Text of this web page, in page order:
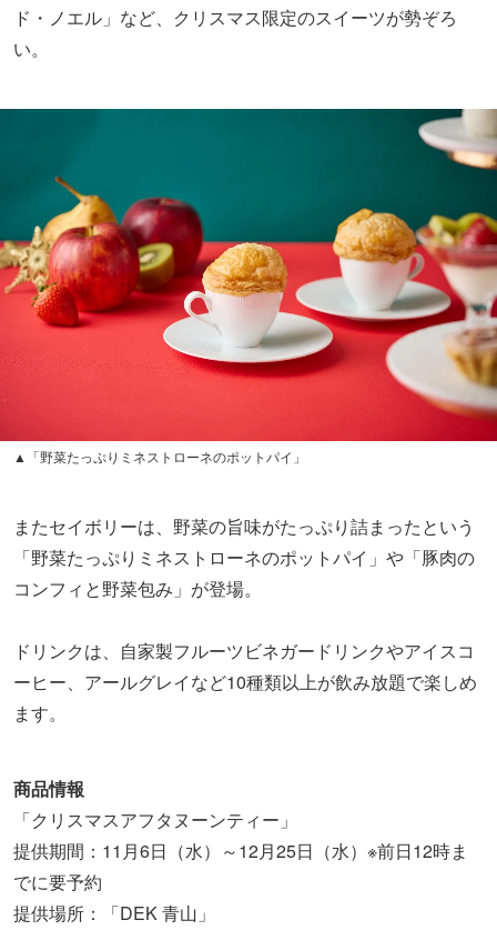
ド・ノエル」など、クリスマス限定のスイーツが勢ぞろ
い。
▲「野菜たっぷりミネストローネのポットパイ」
またセイボリーは、野菜の旨味がたっぷり詰まったという
「野菜たっぷりミネストローネのポットパイ」や「豚肉の
コンフィと野菜包み」が登場。
ドリンクは、自家製フルーツビネガードリンクやアイスコ
ーヒー、アールグレイなど10種類以上が飲み放題で楽しめ
ます。
商品情報
「クリスマスアフタヌーンティー」
提供期間：11月6日（水）～12月25日（水）※前日12時ま
でに要予約
提供場所：「DEK 青山」